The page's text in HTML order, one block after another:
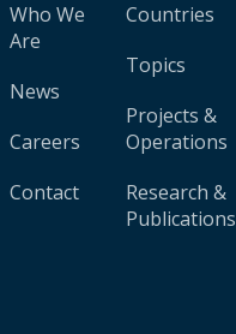
Who We
Are
News
Careers
Contact
Countries
Topics
Projects &
Operations
Research &
Publications